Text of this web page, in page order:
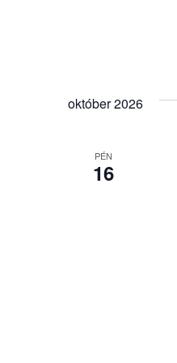
október 2026
PÉN
16